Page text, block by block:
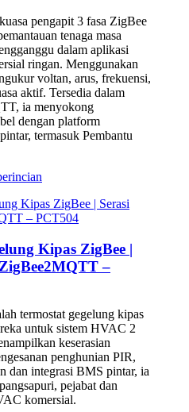
pengapit 3 fasa ZigBee
tenaga masa
dalam aplikasi
ringan. Menggunakan
voltan, arus, frekuensi,
aktif. Tersedia dalam
ia menyokong
dengan platform
termasuk Pembantu
Kipas ZigBee |
–
termostat gegelung kipas
untuk sistem HVAC 2
keserasian
penghunian PIR,
dan integrasi BMS pintar, ia
pejabat dan
komersial.